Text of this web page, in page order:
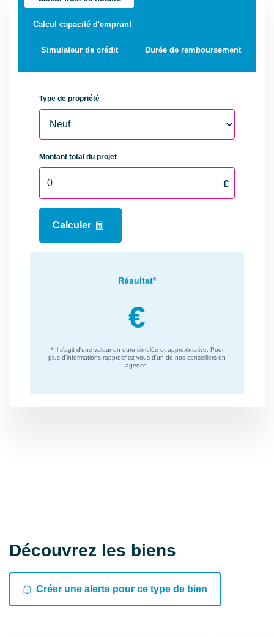
Puits
Concerné par un Etat
des Risques et
Soumis à l'affichage
Calcul capacité d'emprunt
Simulateur de crédit Durée de remboursement
Découvrez les biens
Créer une alerte pour ce type de bien